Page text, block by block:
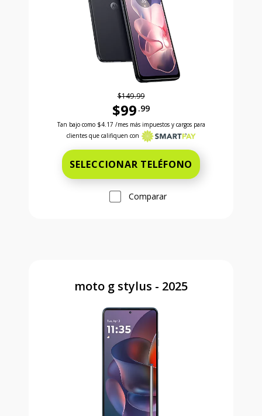
$149.99
$99 .99
Antes el precio era 149 dollars and 99 cents
Tan bajo como $4.17 /mes más impuestos y cargos para
clientes que califiquen con
SELECCIONAR TELÉFONO
Comparar
moto g stylus - 2025